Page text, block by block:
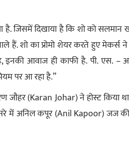
है. जिसमें दिखाया है कि शो को
शो का प्रोमो शेयर करते हुए मेकर्स ने
आवाज ही काफी है. पी. एस. –
पर आ रहा है.”
जौहर (Karan Johar) ने होस्ट किया
में अनिल कपूर (Anil Kapoor) जज